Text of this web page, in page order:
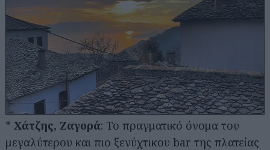
* Χάτζης, Ζαγορά: Το πραγματικό όνομα του
μεγαλύτερου και πιο ξενύχτικου bar της πλατείας